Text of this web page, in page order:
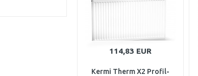
114,83 EUR
Kermi Therm X2 Profil-